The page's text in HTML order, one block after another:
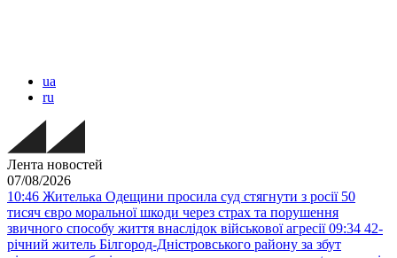
ua
ru
Лента новостей
07/08/2026
10:46 Жителька Одещини просила суд стягнути з росії 50
тисяч євро моральної шкоди через страх та порушення
звичного способу життя внаслідок військової агресії 09:34 42-
річний житель Білгород-Дністровського району за збут